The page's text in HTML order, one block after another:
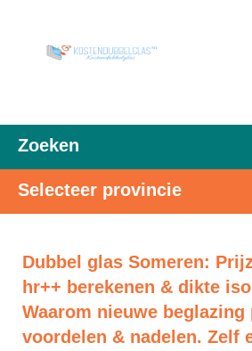
Zoeken
Selecteer provincie
Dubbel glas Someren:
hr++ berekenen & dikte
Waarom nieuwe beglazing
voordelen & nadelen. Zelf